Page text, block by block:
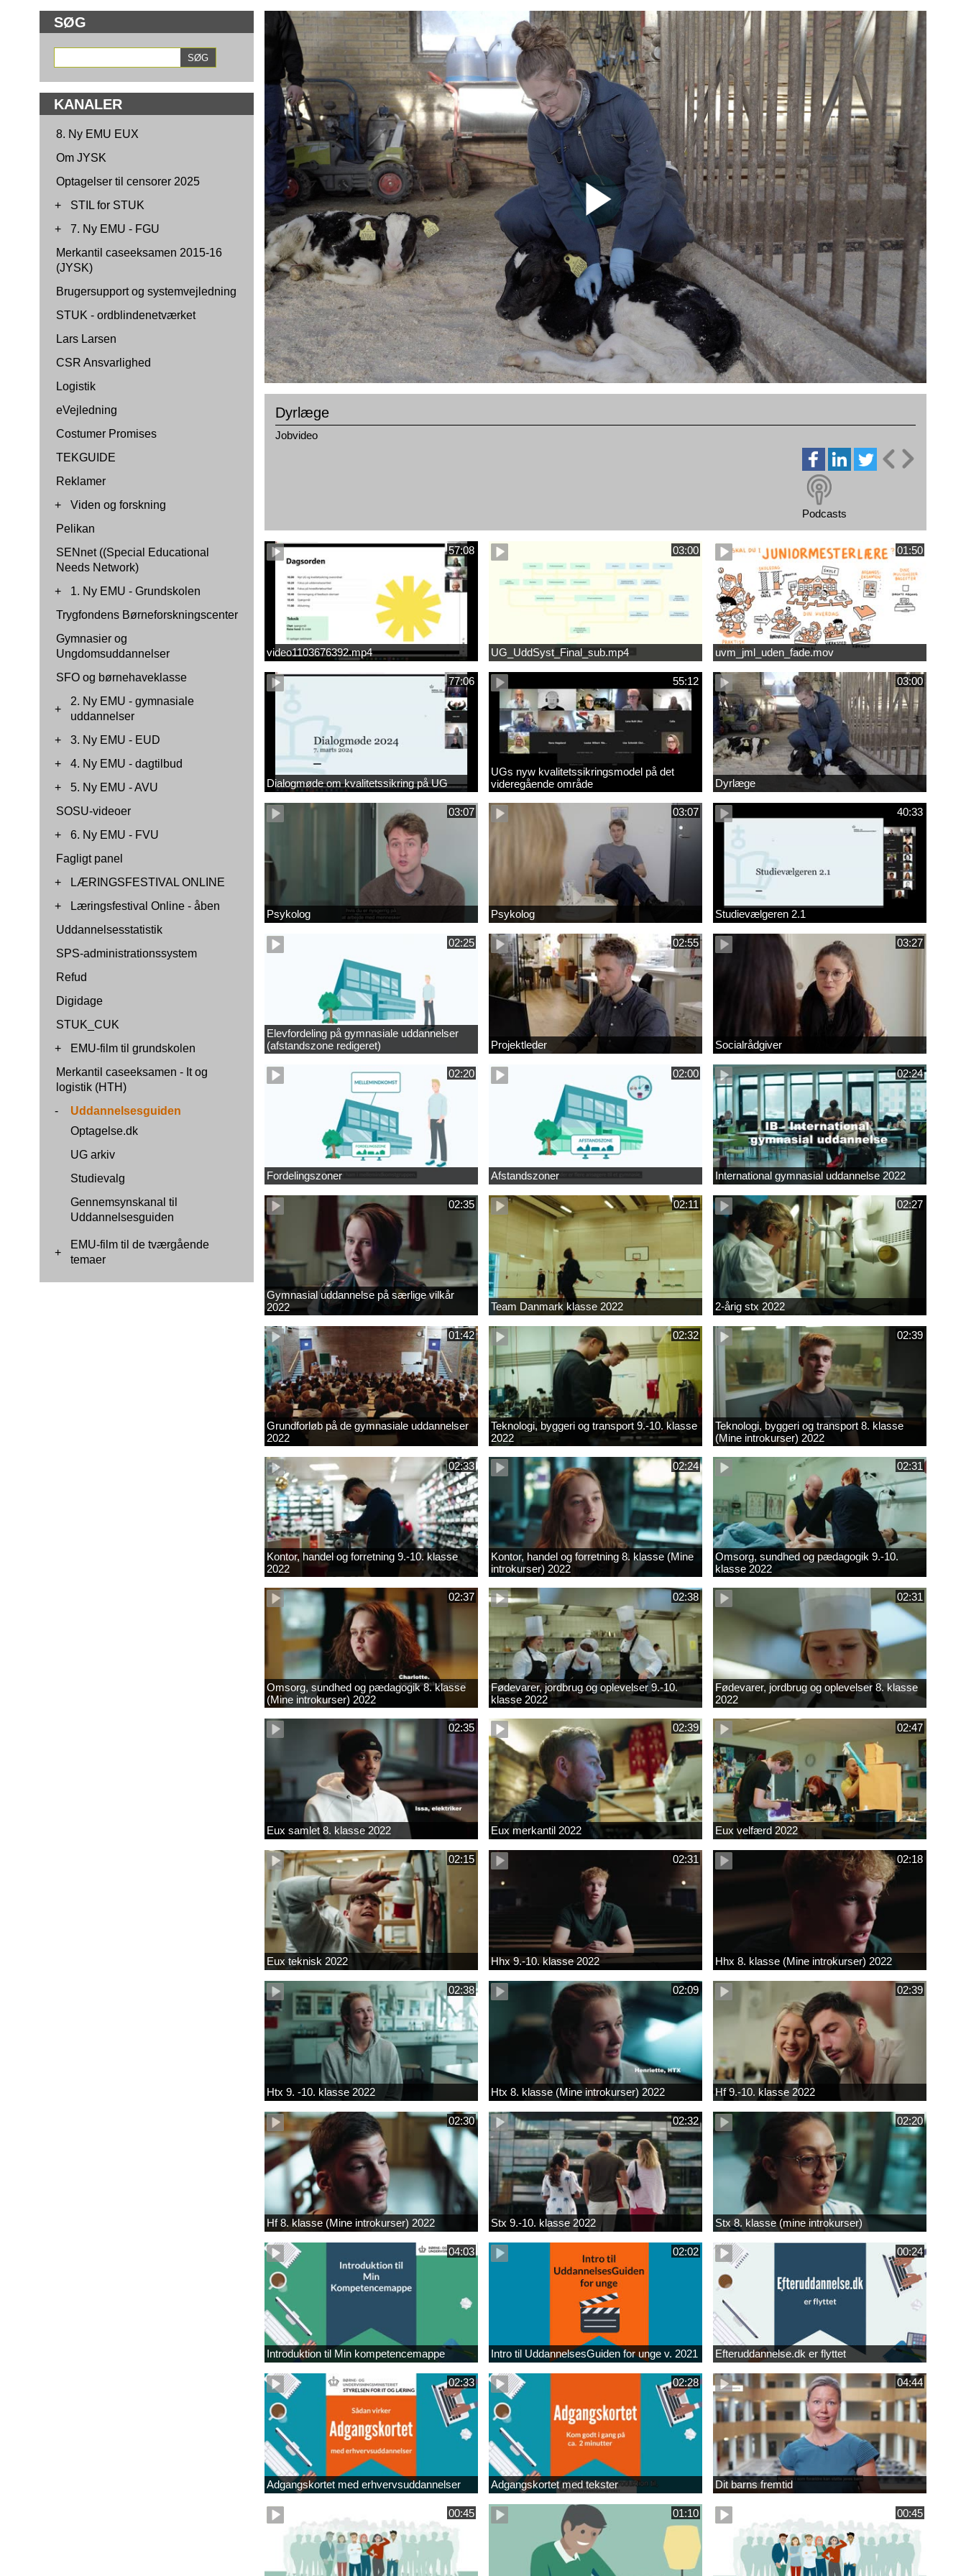
SØG
KANALER
8. Ny EMU EUX
Om JYSK
Optagelser til censorer 2025
+
STIL for STUK
+
7. Ny EMU - FGU
Merkantil caseeksamen 2015-16
(JYSK)
Brugersupport og systemvejledning
STUK - ordblindenetværket
Lars Larsen
CSR Ansvarlighed
Logistik
eVejledning
Costumer Promises
TEKGUIDE
Reklamer
+
Viden og forskning
Pelikan
SENnet ((Special Educational
Needs Network)
+
1. Ny EMU - Grundskolen
Trygfondens Børneforskningscenter
Gymnasier og
Ungdomsuddannelser
SFO og børnehaveklasse
+
2. Ny EMU - gymnasiale
uddannelser
+
3. Ny EMU - EUD
+
4. Ny EMU - dagtilbud
+
5. Ny EMU - AVU
SOSU-videoer
+
6. Ny EMU - FVU
Fagligt panel
+
LÆRINGSFESTIVAL ONLINE
+
Læringsfestival Online - åben
Uddannelsesstatistik
SPS-administrationssystem
Refud
Digidage
STUK_CUK
+
EMU-film til grundskolen
Merkantil caseeksamen - It og
logistik (HTH)
-
Uddannelsesguiden
Optagelse.dk
UG arkiv
Studievalg
Gennemsynskanal til
Uddannelsesguiden
+
EMU-film til de tværgående
temaer
Dyrlæge
Jobvideo
Podcasts
57:08
video1103676392.mp4
03:00
UG_UddSyst_Final_sub.mp4
01:50
uvm_jml_uden_fade.mov
77:06
Dialogmøde om kvalitetssikring på UG
55:12
UGs nyw kvalitetssikringsmodel på det
videregående område
03:00
Dyrlæge
03:07
Psykolog
03:07
Psykolog
40:33
Studievælgeren 2.1
02:25
Elevfordeling på gymnasiale uddannelser
(afstandszone redigeret)
02:55
Projektleder
03:27
Socialrådgiver
02:20
Fordelingszoner
02:00
Afstandszoner
02:24
International gymnasial uddannelse 2022
02:35
Gymnasial uddannelse på særlige vilkår
2022
02:11
Team Danmark klasse 2022
02:27
2-årig stx 2022
01:42
Grundforløb på de gymnasiale uddannelser
2022
02:32
Teknologi, byggeri og transport 9.-10. klasse
2022
02:39
Teknologi, byggeri og transport 8. klasse
(Mine introkurser) 2022
02:33
Kontor, handel og forretning 9.-10. klasse
2022
02:24
Kontor, handel og forretning 8. klasse (Mine
introkurser) 2022
02:31
Omsorg, sundhed og pædagogik 9.-10.
klasse 2022
02:37
Omsorg, sundhed og pædagogik 8. klasse
(Mine introkurser) 2022
02:38
Fødevarer, jordbrug og oplevelser 9.-10.
klasse 2022
02:31
Fødevarer, jordbrug og oplevelser 8. klasse
2022
02:35
Eux samlet 8. klasse 2022
02:39
Eux merkantil 2022
02:47
Eux velfærd 2022
02:15
Eux teknisk 2022
02:31
Hhx 9.-10. klasse 2022
02:18
Hhx 8. klasse (Mine introkurser) 2022
02:38
Htx 9. -10. klasse 2022
02:09
Htx 8. klasse (Mine introkurser) 2022
02:39
Hf 9.-10. klasse 2022
02:30
Hf 8. klasse (Mine introkurser) 2022
02:32
Stx 9.-10. klasse 2022
02:20
Stx 8. klasse (mine introkurser)
04:03
Introduktion til Min kompetencemappe
02:02
Intro til UddannelsesGuiden for unge v. 2021
00:24
Efteruddannelse.dk er flyttet
02:33
Adgangskortet med erhvervsuddannelser
02:28
Adgangskortet med tekster
04:44
Dit barns fremtid
00:45 01:10 00:45